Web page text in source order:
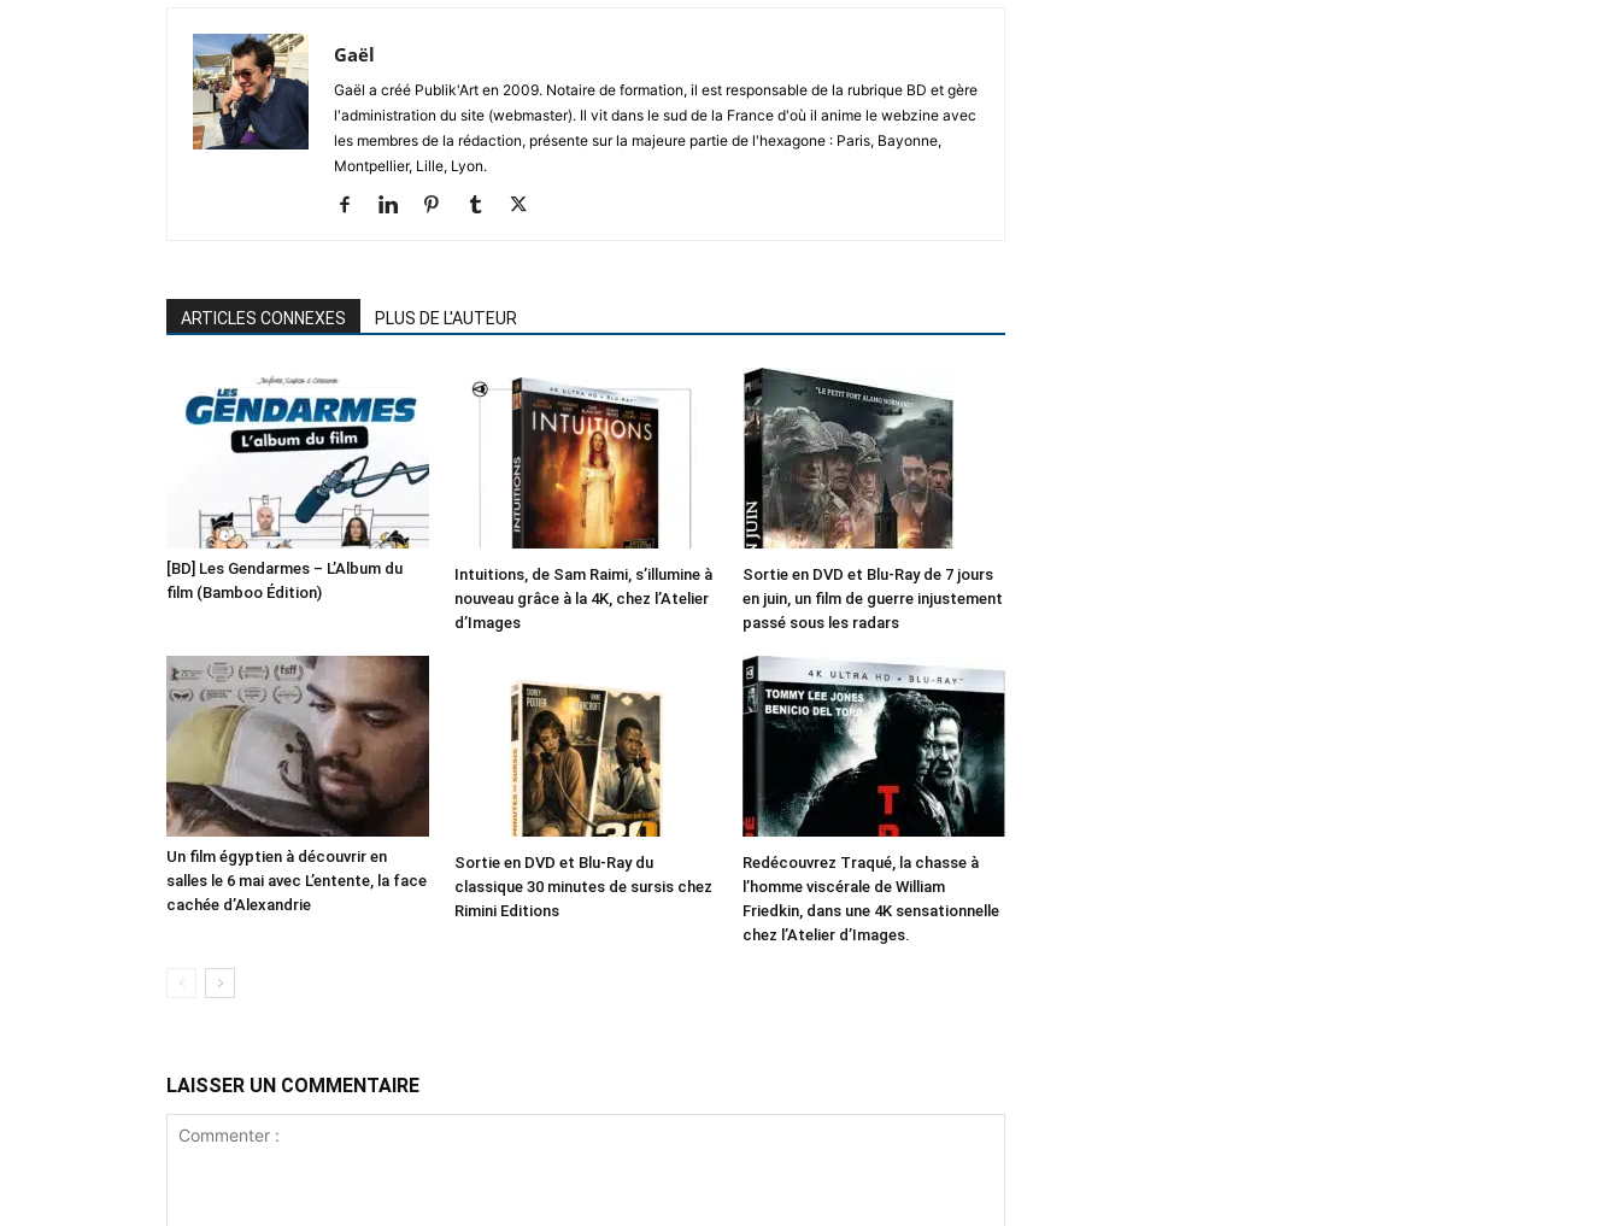
Gaël
Gaël a créé Publik'Art en 2009. Notaire de formation, il est responsable de la rubrique BD et gère
l'administration du site (webmaster). Il vit dans le sud de la France d'où il anime le webzine avec
les membres de la rédaction, présente sur la majeure partie de l'hexagone : Paris, Bayonne,
Montpellier, Lille, Lyon.
ARTICLES CONNEXES PLUS DE L'AUTEUR
[BD] Les Gendarmes – L’Album du
film (Bamboo Édition)
Intuitions, de Sam Raimi, s’illumine à
nouveau grâce à la 4K, chez l’Atelier
d’Images
Sortie en DVD et Blu-Ray de 7 jours
en juin, un film de guerre injustement
passé sous les radars
Un film égyptien à découvrir en
salles le 6 mai avec L’entente, la face
cachée d’Alexandrie
Sortie en DVD et Blu-Ray du
classique 30 minutes de sursis chez
Rimini Editions
Redécouvrez Traqué, la chasse à
l’homme viscérale de William
Friedkin, dans une 4K sensationnelle
chez l’Atelier d’Images.
LAISSER UN COMMENTAIRE